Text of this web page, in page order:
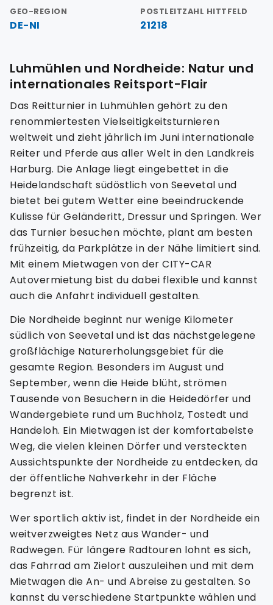
GEO-REGION
DE-NI
POSTLEITZAHL HITTFELD
21218
Luhmühlen und Nordheide: Natur und
internationales Reitsport-Flair
Das Reitturnier in Luhmühlen gehört zu den
renommiertesten Vielseitigkeitsturnieren
weltweit und zieht jährlich im Juni internationale
Reiter und Pferde aus aller Welt in den Landkreis
Harburg. Die Anlage liegt eingebettet in die
Heidelandschaft südöstlich von Seevetal und
bietet bei gutem Wetter eine beeindruckende
Kulisse für Geländeritt, Dressur und Springen. Wer
das Turnier besuchen möchte, plant am besten
frühzeitig, da Parkplätze in der Nähe limitiert sind.
Mit einem Mietwagen von der CITY-CAR
Autovermietung bist du dabei flexible und kannst
auch die Anfahrt individuell gestalten.
Die Nordheide beginnt nur wenige Kilometer
südlich von Seevetal und ist das nächstgelegene
großflächige Naturerholungsgebiet für die
gesamte Region. Besonders im August und
September, wenn die Heide blüht, strömen
Tausende von Besuchern in die Heidedörfer und
Wandergebiete rund um Buchholz, Tostedt und
Handeloh. Ein Mietwagen ist der komfortabelste
Weg, die vielen kleinen Dörfer und versteckten
Aussichtspunkte der Nordheide zu entdecken, da
der öffentliche Nahverkehr in der Fläche
begrenzt ist.
Wer sportlich aktiv ist, findet in der Nordheide ein
weitverzweigtes Netz aus Wander- und
Radwegen. Für längere Radtouren lohnt es sich,
das Fahrrad am Zielort auszuleihen und mit dem
Mietwagen die An- und Abreise zu gestalten. So
kannst du verschiedene Startpunkte wählen und